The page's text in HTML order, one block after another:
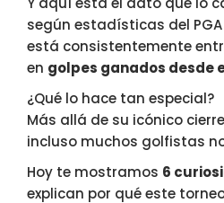
según estadísticas del
está consistentemente
en golpes ganados desde
¿Qué lo hace tan especial?
Más allá de su icónico
incluso muchos golfistas
Hoy te mostramos 6
explican por qué este